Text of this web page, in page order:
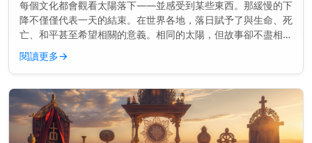
每個文化都會觀看太陽落下——並感受到某些東西。那緩慢的下
降不僅僅代表一天的結束。在世界各地，落日賦予了與生命、死
亡、和平甚至希望相關的意義。相同的太陽，但故事卻不盡相
同。 主要見解： 在各種文化中，落日常常象徵結束、反思與轉
變——但其意義會...
閱讀更多→